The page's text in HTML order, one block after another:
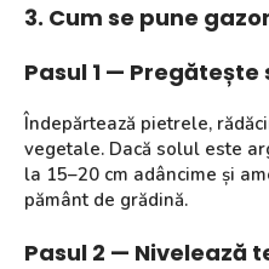
3. Cum se pune
Pasul 1 — Pregătește
Îndepărtează pietrele,
vegetale. Dacă solul este
la 15–20 cm adâncime și
pământ de grădină.
Pasul 2 — Nivelează